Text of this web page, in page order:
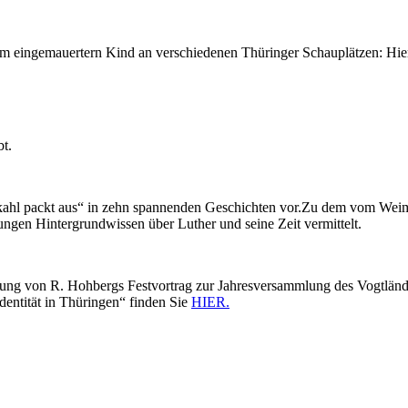
eingemauertern Kind an verschiedenen Thüringer Schauplätzen:
packt aus“ in zehn spannenden Geschichten vor.Zu dem vom
Hintergrundwissen über Luther und seine Zeit vermittelt.
von R. Hohbergs Festvortrag zur Jahresversammlung des
in Thüringen“ finden Sie HIER.